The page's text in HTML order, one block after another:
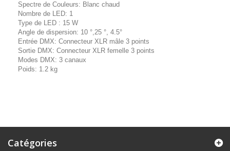
Spectre de Couleurs: Blanc chaud
Nombre de LED: 1
Type de LED : 15 W
Angle de dispersion: 10 °,25 °, 4.5°
Entrée DMX: Connecteur XLR mâle 3 points
Sortie DMX: Connecteur XLR femelle 3 points
Modes DMX: 3 canaux
Poids: 1.2 kg
Catégories